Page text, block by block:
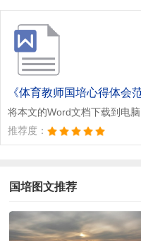
《体育教师国培心得体会
将本文的Word文档下载到电
推荐度：
国培图文推荐